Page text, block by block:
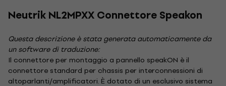
Neutrik NL2MPXX Connettore Speakon
Questa descrizione è stata generata automaticamente da
un software di traduzione:
Il connettore per montaggio a pannello speakON è il
connettore standard per chassis per interconnessioni di
altoparlanti/amplificatori. È dotato di un esclusivo sistema